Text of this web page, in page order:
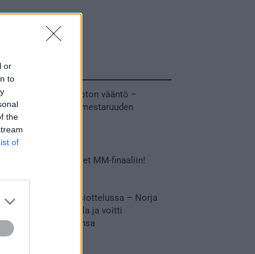
or
to
the
of
uutiset
käytiin armoton vääntö –
voitti maailmanmestaruuden
23:27
Leijonien kentälliset MM-finaaliin!
draamaa pronssiottelussa – Norja
Kanadan jatkoajalla ja voitti
MM-mitalinsa
18:25